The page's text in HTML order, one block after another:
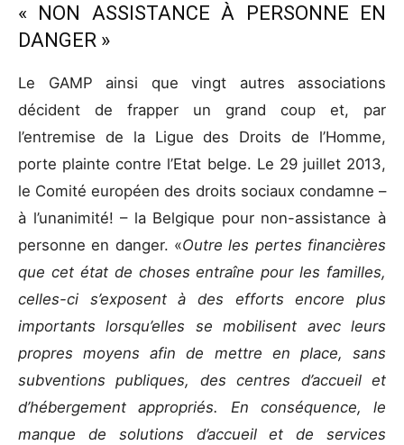
« NON ASSISTANCE À PERSONNE EN
DANGER »
Le GAMP ainsi que vingt autres associations
décident de frapper un grand coup et, par
l’entremise de la Ligue des Droits de l’Homme,
porte plainte contre l’Etat belge. Le 29 juillet 2013,
le Comité européen des droits sociaux condamne –
à l’unanimité! – la Belgique pour non-assistance à
personne en danger. «Outre les pertes financières
que cet état de choses entraîne pour les familles,
celles-ci s’exposent à des efforts encore plus
importants lorsqu’elles se mobilisent avec leurs
propres moyens afin de mettre en place, sans
subventions publiques, des centres d’accueil et
d’hébergement appropriés. En conséquence, le
manque de solutions d’accueil et de services